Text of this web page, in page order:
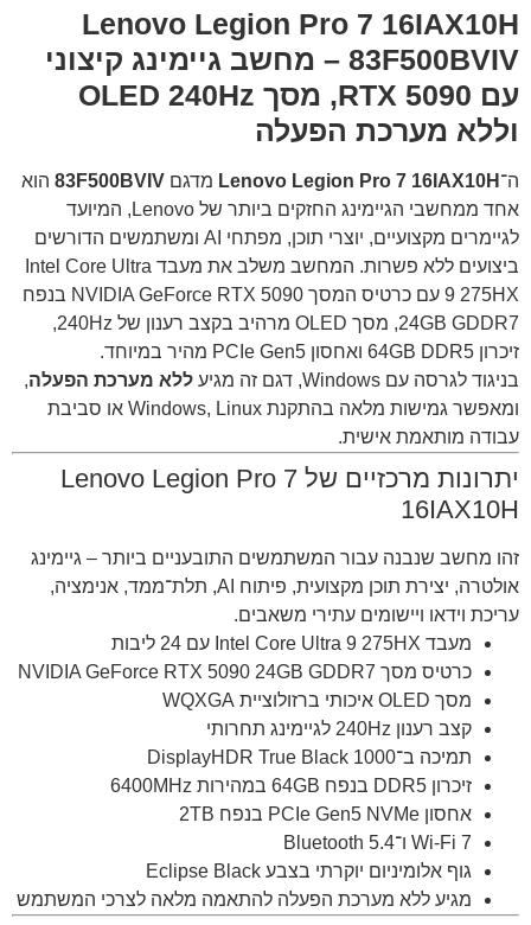
Lenovo Legion Pro 7 16IAX10H
83F500BVIV – מחשב גיימינג קיצוני
עם RTX 5090, מסך OLED 240Hz
וללא מערכת הפעלה
ה־ Lenovo Legion Pro 7 16IAX10H מדגם 83F500BVIV הוא
אחד ממחשבי הגיימינג החזקים ביותר של Lenovo, המיועד
לגיימרים מקצועיים, יוצרי תוכן, מפתחי AI ומשתמשים הדורשים
ביצועים ללא פשרות. המחשב משלב את מעבד Intel Core Ultra
9 275HX עם כרטיס המסך NVIDIA GeForce RTX 5090 בנפח
24GB GDDR7, מסך OLED מרהיב בקצב רענון של 240Hz,
זיכרון 64GB DDR5 ואחסון PCIe Gen5 מהיר במיוחד.
בניגוד לגרסה עם Windows, דגם זה מגיע
ללא מערכת הפעלה,
ומאפשר גמישות מלאה בהתקנת Windows, Linux או סביבת
עבודה מותאמת אישית.
יתרונות מרכזיים של Lenovo Legion Pro 7
16IAX10H
זהו מחשב שנבנה עבור המשתמשים התובעניים ביותר – גיימינג
אולטרה, יצירת תוכן מקצועית, פיתוח AI, תלת־ממד, אנימציה,
עריכת וידאו ויישומים עתירי משאבים.
מעבד Intel Core Ultra 9 275HX עם 24 ליבות
כרטיס מסך NVIDIA GeForce RTX 5090 24GB GDDR7
מסך OLED איכותי ברזולוציית WQXGA
קצב רענון 240Hz לגיימינג תחרותי
תמיכה ב־DisplayHDR True Black 1000
זיכרון DDR5 בנפח 64GB במהירות 6400MHz
אחסון PCIe Gen5 NVMe בנפח 2TB
Wi-Fi 7 ו־Bluetooth 5.4
גוף אלומיניום יוקרתי בצבע Eclipse Black
מגיע ללא מערכת הפעלה להתאמה מלאה לצרכי המשתמש